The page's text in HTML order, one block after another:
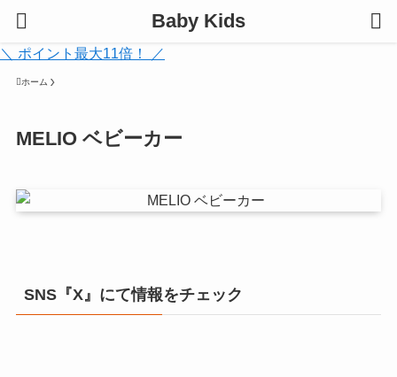
Baby Kids
＼ ポイント最大11倍！ ／
ホーム
MELIO ベビーカー
SNS『X』にて情報をチェック